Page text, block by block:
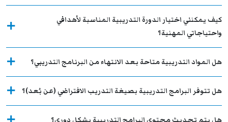
كيف يمكنني اختيار الدورة التدريبية المناسبة لأهدافي
واحتياجاتي المهنية؟
هل المواد التدريبية متاحة بعد الانتهاء من البرنامج التدريبي؟
هل تتوفر البرامج التدريبية بصيغة التدريب الافتراضي (عن بُعد)؟
هل يتم تحديث محتوى البرامج التدريبية بشكل دوري؟